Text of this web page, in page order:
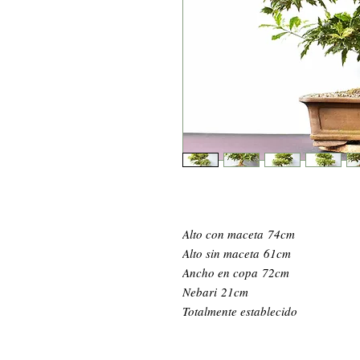
Alto con maceta 74cm
Alto sin maceta 61cm
Ancho en copa 72cm
Nebari 21cm
Totalmente establecido